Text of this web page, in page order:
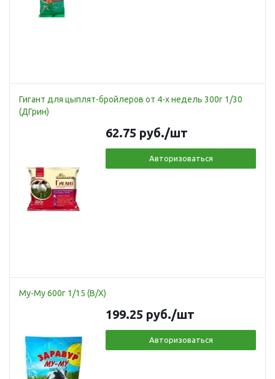
Гигант для цыплят-бройлеров от 4-х недель 300г 1/30
(ДГрин)
62.75 руб./шт
Авторизоваться
Му-Му 600г 1/15 (В/Х)
199.25 руб./шт
Авторизоваться